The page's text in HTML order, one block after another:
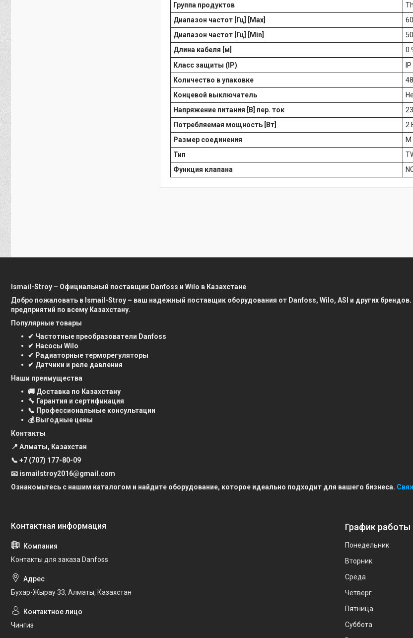
Группа продуктов
Диапазон частот [Гц] [Max]
Диапазон частот [Гц] [Min]
Длина кабеля [м]
Класс защиты (IP)
Количество в упаковке
Концевой выключатель
Напряжение питания [В] пер. ток
Потребляемая мощность [Вт]
2
Размер соединения
Тип
Функция клапана
Ismail-Stroy – Официальный поставщик Danfoss и Wilo в Казахстане
Добро пожаловать в Ismail-Stroy – ваш надежный поставщик оборудования от Danfoss, Wilo, ASI и других
предприятий по всему Казахстану.
Популярные товары
✔ Частотные преобразователи Danfoss
✔ Насосы Wilo
✔ Радиаторные терморегуляторы
✔ Датчики и реле давления
Наши преимущества
🚚 Доставка по Казахстану
🔧 Гарантия и сертификация
📞 Профессиональные консультации
💰 Выгодные цены
Контакты
📍 Алматы, Казахстан
📞 +7 (707) 177-80-09
📧 ismailstroy2016@gmail.com
Ознакомьтесь с нашим каталогом и найдите оборудование, которое идеально подходит для вашего бизнеса.
Контакты для заказа Danfoss
Бухар-Жырау 33, Алматы, Казахстан
Чингиз
График работы
Понедельник
Вторник
Среда
Четверг
Пятница
Суббота